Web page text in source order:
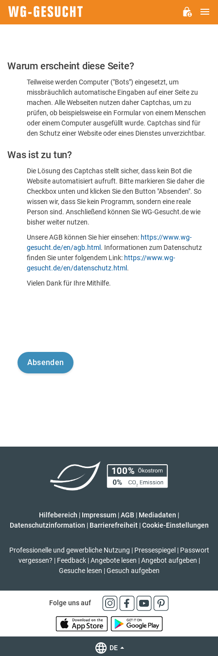
Bitte
dass
sind
Warum erscheint diese Seite?
Teilweise werden Computer ("Bots") eingesetzt, um
missbräuchlich automatische Eingaben auf einer Seite zu
machen. Alle Webseiten nutzen daher Captchas, um zu
prüfen, ob beispielsweise ein Formular von einem Menschen
oder einem Computer ausgefüllt wurde. Captchas sind für
den Schutz einer Website oder eines Dienstes unverzichtbar.
Was ist zu tun?
Die Lösung des Captchas stellt sicher, dass kein Bot die
Website automatisiert aufruft. Bitte markieren Sie daher die
Checkbox unten und klicken Sie den Button "Absenden". So
wissen wir, dass Sie kein Programm, sondern eine reale
Person sind. Anschließend können Sie WG-Gesucht.de wie
bisher weiter nutzen.
Unsere AGB können Sie hier einsehen: https://www.wg-
gesucht.de/en/agb.html . Informationen zum Datenschutz
finden Sie unter folgendem Link: https://www.wg-
gesucht.de/en/datenschutz.html .
Vielen Dank für Ihre Mithilfe.
Hilfebereich | Impressum |AGB | Mediadaten |
Datenschutzinformation | Barrierefreiheit | Cookie-Einstellungen
Professionelle und gewerbliche Nutzung | Pressespiegel | Passwort
vergessen? | Feedback | Angebote lesen | Angebot aufgeben |
Gesuche lesen | Gesuch aufgeben
Folge uns auf
DE